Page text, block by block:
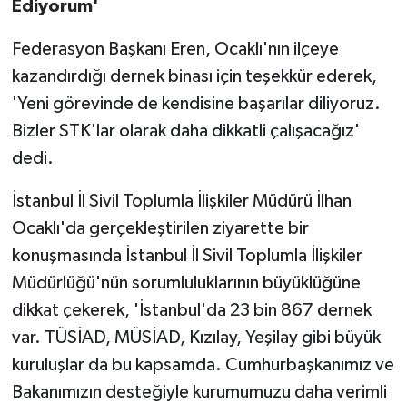
Ediyorum'
Federasyon Başkanı Eren, Ocaklı'nın ilçeye
kazandırdığı dernek binası için teşekkür ederek,
'Yeni görevinde de kendisine başarılar diliyoruz.
Bizler STK'lar olarak daha dikkatli çalışacağız'
dedi.
İstanbul İl Sivil Toplumla İlişkiler Müdürü İlhan
Ocaklı'da gerçekleştirilen ziyarette bir
konuşmasında İstanbul İl Sivil Toplumla İlişkiler
Müdürlüğü'nün sorumluluklarının büyüklüğüne
dikkat çekerek, 'İstanbul'da 23 bin 867 dernek
var. TÜSİAD, MÜSİAD, Kızılay, Yeşilay gibi büyük
kuruluşlar da bu kapsamda. Cumhurbaşkanımız ve
Bakanımızın desteğiyle kurumumuzu daha verimli